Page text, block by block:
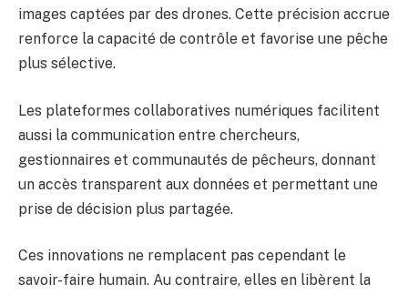
images captées par des drones. Cette précision accrue
renforce la capacité de contrôle et favorise une pêche
plus sélective.
Les plateformes collaboratives numériques facilitent
aussi la communication entre chercheurs,
gestionnaires et communautés de pêcheurs, donnant
un accès transparent aux données et permettant une
prise de décision plus partagée.
Ces innovations ne remplacent pas cependant le
savoir-faire humain. Au contraire, elles en libèrent la